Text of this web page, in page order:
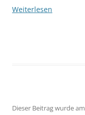
Weiterlesen
Dieser Beitrag wurde am